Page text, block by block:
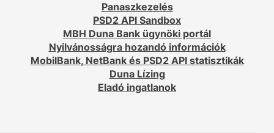
Panaszkezelés
PSD2 API Sandbox
MBH Duna Bank ügynöki portál
Nyilvánosságra hozandó információk
MobilBank, NetBank és PSD2 API statisztikák
Duna Lízing
Eladó ingatlanok